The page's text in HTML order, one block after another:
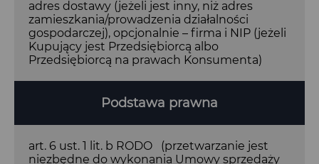
adres dostawy (jeżeli jest inny, niż adres
zamieszkania/prowadzenia działalności
gospodarczej), opcjonalnie – firma i NIP (jeżeli
Kupujący jest Przedsiębiorcą albo
Przedsiębiorcą na prawach Konsumenta)
Podstawa prawna
art. 6 ust. 1 lit. b RODO (przetwarzanie jest
niezbędne do wykonania Umowy sprzedaży